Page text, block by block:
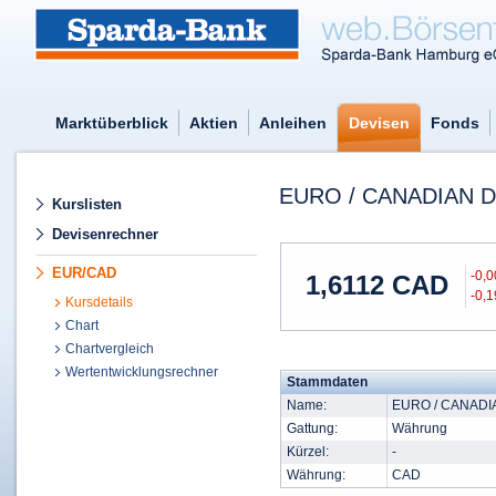
Marktüberblick Aktien Anleihen Devisen Fonds
Kurslisten
Devisenrechner
EUR/CAD
Kursdetails
Chart
Chartvergleich
Wertentwicklungsrechner
EURO / CANADIAN
1,6112 CAD
-
-
Stammdaten
Name:
EURO /
Gattung:
Währung
Kürzel:
-
Währung:
CAD